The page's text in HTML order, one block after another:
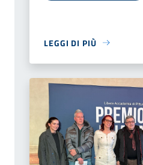
LEGGI DI PIÙ